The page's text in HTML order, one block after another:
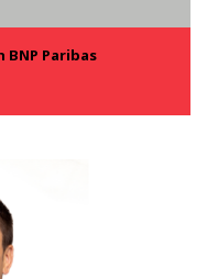
BNP Paribas